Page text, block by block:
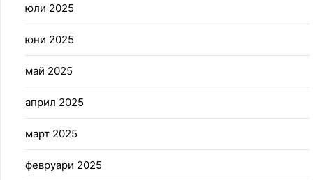
юли 2025
юни 2025
май 2025
април 2025
март 2025
февруари 2025